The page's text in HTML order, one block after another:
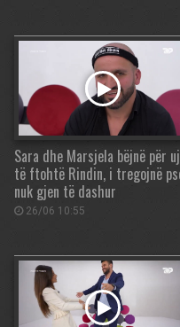
Sara dhe Marsjela bëjnë për
të ftohtë Rindin, i tregojnë
nuk gjen të dashur
26/06 10:55